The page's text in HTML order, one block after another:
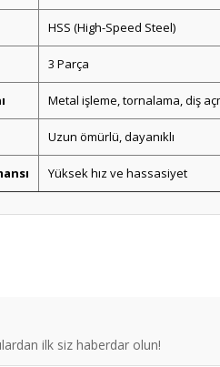
HSS (High-Speed Steel)
3 Parça
Metal işleme, tornalama, diş
Uzun ömürlü, dayanıklı
Yüksek hız ve hassasiyet
hatalar bulunuyor.
ilk siz haberdar olun!